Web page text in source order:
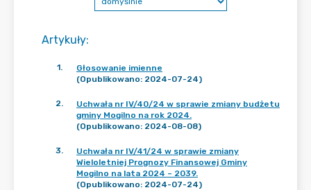
Artykuły:
1.
Głosowanie imienne
(Opublikowano: 2024-07-24)
2.
Uchwała nr IV/40/24 w sprawie zmiany budżetu
gminy Mogilno na rok 2024.
(Opublikowano: 2024-08-08)
3.
Uchwała nr IV/41/24 w sprawie zmiany
Wieloletniej Prognozy Finansowej Gminy
Mogilno na lata 2024 – 2039.
(Opublikowano: 2024-07-24)